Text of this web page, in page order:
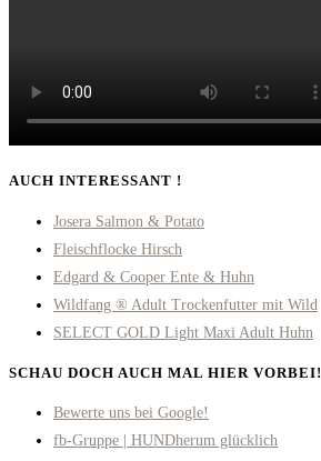
AUCH INTERESSANT !
Josera Salmon & Potato
Fleischflocke Hirsch
Edgard & Cooper Ente & Huhn
Wildfang ® Adult Trockenfutter mit Wild
SELECT GOLD Light Maxi Adult Huhn
SCHAU DOCH AUCH MAL HIER VORBEI!
Bewerte uns bei Google!
in
fb-Gruppe | HUNDherum glücklich